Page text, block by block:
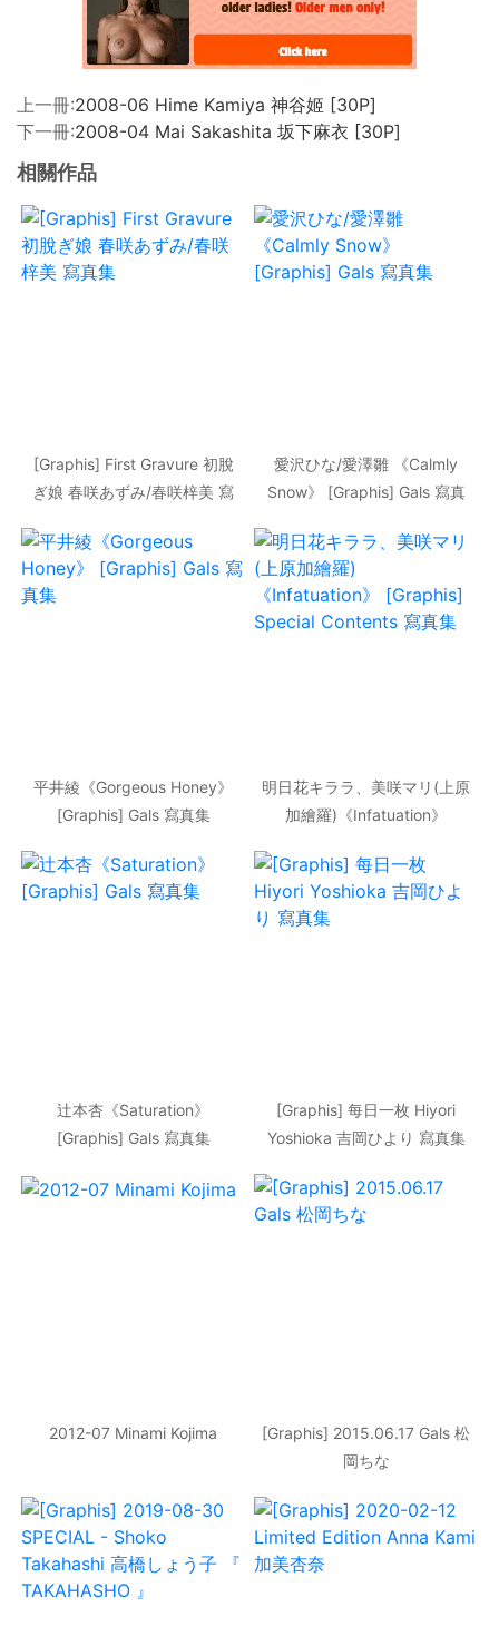
上一冊:2008-06 Hime Kamiya 神谷姬 [30P]
下一冊:2008-04 Mai Sakashita 坂下麻衣 [30P]
相關作品
[Graphis] First Gravure 初脫
ぎ娘 春咲あずみ/春咲梓美 寫
愛沢ひな/愛澤雛 《Calmly
Snow》 [Graphis] Gals 寫真
平井綾《Gorgeous Honey》
[Graphis] Gals 寫真集
明日花キララ、美咲マリ(上原
加繪羅)《Infatuation》
寫真集
辻本杏《Saturation》
[Graphis] Gals 寫真集
[Graphis] 每日一枚 Hiyori
Yoshioka 吉岡ひより 寫真集
2012-07 Minami Kojima
[Graphis] 2015.06.17 Gals 松
岡ちな